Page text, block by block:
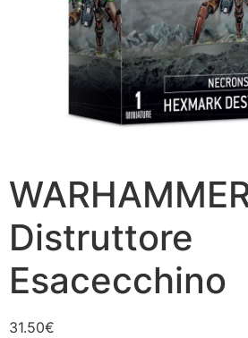
Distruttore
Esacecchino
31.50€